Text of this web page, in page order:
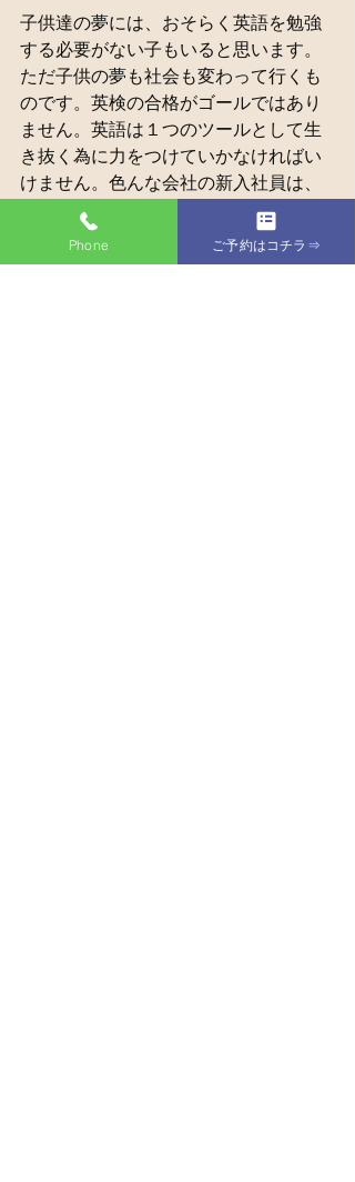
子供達の夢には、おそらく英語を勉強
する必要がない子もいると思います。
ただ子供の夢も社会も変わって行くも
のです。英検の合格がゴールではあり
ません。英語は１つのツールとして生
き抜く為に力をつけていかなければい
けません。色んな会社の新入社員は、
英語だけではなく他の言語も話せる人
が入社するようになっています。子供
達が社会人になる十数年後は、どのよ
Phone ご予約はコチラ⇒